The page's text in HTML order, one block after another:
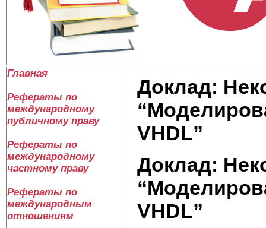
Главная
Рефераты по
международному
публичному праву
Рефераты по
международному
частному праву
Рефераты по
международным
отношениям
Доклад:
VHDL”
Доклад:
VHDL”